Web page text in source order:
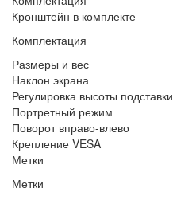
Кронштейн в комплекте
Комплектация
Размеры и вес
Наклон экрана
Регулировка высоты подставки
Портретный режим
Поворот вправо-влево
Крепление VESA
Метки
Метки